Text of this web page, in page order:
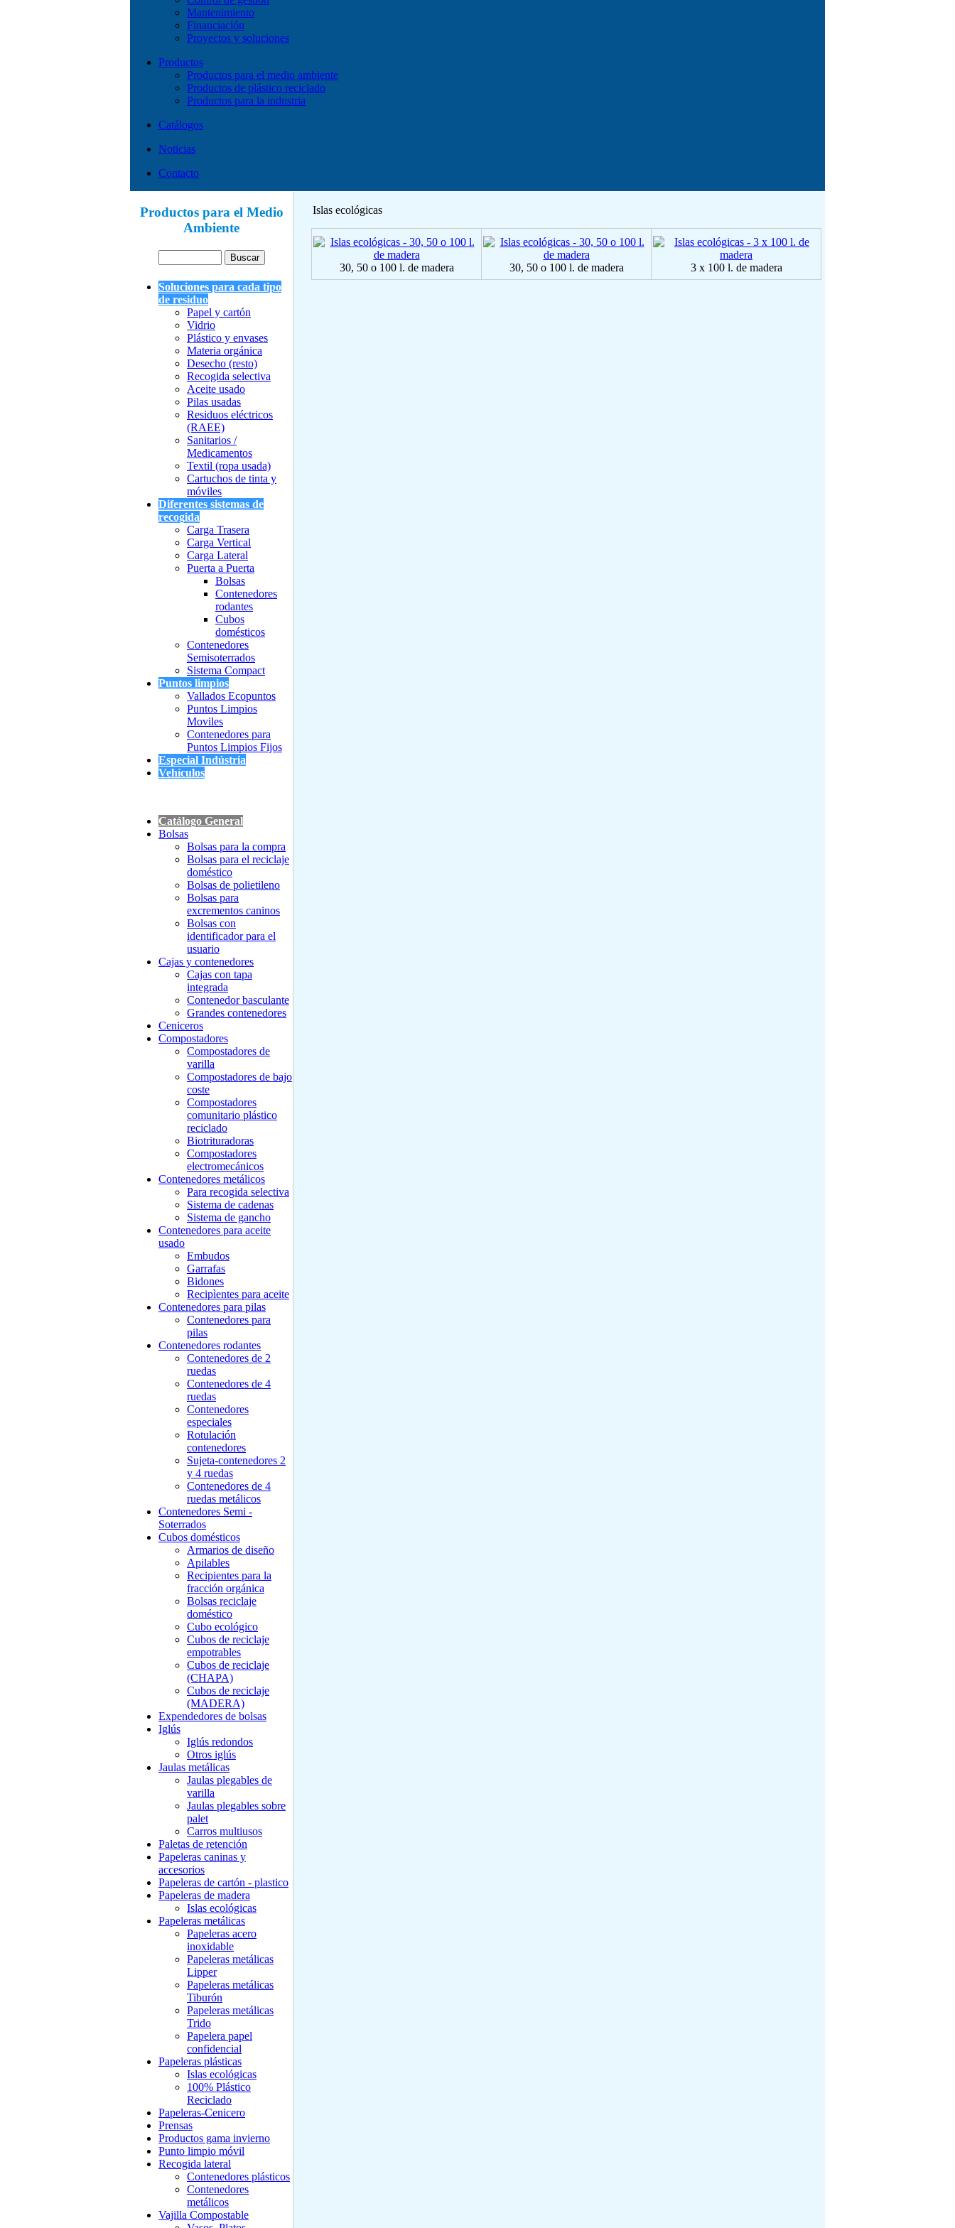
Mantenimiento
Financiación
Proyectos y soluciones
Productos
Productos para el medio ambiente
Productos de plástico reciclado
Productos para la industria
Catálogos
Noticias
Contacto
Productos para el Medio
Ambiente
Soluciones para cada tipo
de residuo
Papel y cartón
Vidrio
Plástico y envases
Materia orgánica
Desecho (resto)
Recogida selectiva
Aceite usado
Pilas usadas
Residuos eléctricos
(RAEE)
Sanitarios /
Medicamentos
Textil (ropa usada)
Cartuchos de tinta y
móviles
Diferentes sistemas de
recogida
Carga Trasera
Carga Vertical
Carga Lateral
Puerta a Puerta
Bolsas
Contenedores
rodantes
Cubos
domésticos
Contenedores
Semisoterrados
Sistema Compact
Puntos limpios
Vallados Ecopuntos
Puntos Limpios
Moviles
Contenedores para
Puntos Limpios Fijos
Especial Indústria
Vehículos
Catálogo General
Bolsas
Bolsas para la compra
Bolsas para el reciclaje
doméstico
Bolsas de polietileno
Bolsas para
excrementos caninos
Bolsas con
identificador para el
usuario
Cajas y contenedores
Cajas con tapa
integrada
Contenedor basculante
Grandes contenedores
Ceniceros
Compostadores
Compostadores de
varilla
Compostadores de bajo
coste
Compostadores
comunitario plástico
reciclado
Biotrituradoras
Compostadores
electromecánicos
Contenedores metálicos
Para recogida selectiva
Sistema de cadenas
Sistema de gancho
Contenedores para aceite
usado
Embudos
Garrafas
Bidones
Recipìentes para aceite
Contenedores para pilas
Contenedores para
pilas
Contenedores rodantes
Contenedores de 2
ruedas
Contenedores de 4
ruedas
Contenedores
especiales
Rotulación
contenedores
Sujeta-contenedores 2
y 4 ruedas
Contenedores de 4
ruedas metálicos
Contenedores Semi -
Soterrados
Cubos domésticos
Armarios de diseño
Apilables
Recipientes para la
fracción orgánica
Bolsas reciclaje
doméstico
Cubo ecológico
Cubos de reciclaje
empotrables
Cubos de reciclaje
(CHAPA)
Cubos de reciclaje
(MADERA)
Expendedores de bolsas
Iglús
Iglús redondos
Otros iglús
Jaulas metálicas
Jaulas plegables de
varilla
Jaulas plegables sobre
palet
Carros multiusos
Paletas de retención
Papeleras caninas y
accesorios
Papeleras de cartón - plastico
Papeleras de madera
Islas ecológicas
Papeleras metálicas
Papeleras acero
inoxidable
Papeleras metálicas
Lipper
Papeleras metálicas
Tiburón
Papeleras metálicas
Trido
Papelera papel
confidencial
Papeleras plásticas
Islas ecológicas
100% Plástico
Reciclado
Papeleras-Cenicero
Prensas
Productos gama invierno
Punto limpio móvil
Recogida lateral
Contenedores plásticos
Contenedores
metálicos
Vajilla Compostable
Islas ecológicas
30, 50 o 100 l. de madera 30, 50 o 100 l. de madera 3 x 100 l. de madera